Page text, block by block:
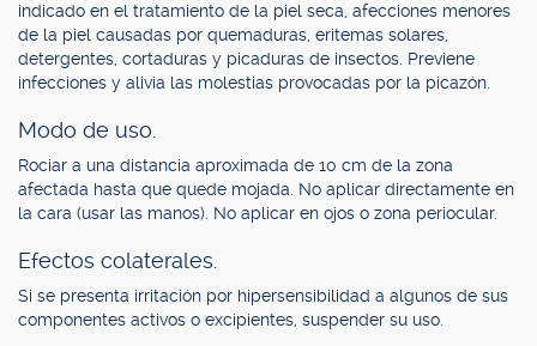
indicado en el tratamiento de la piel seca, afecciones menores
de la piel causadas por quemaduras, eritemas solares,
detergentes, cortaduras y picaduras de insectos. Previene
infecciones y alivia las molestias provocadas por la picazón.
Modo de uso.
Rociar a una distancia aproximada de 10 cm de la zona
afectada hasta que quede mojada. No aplicar directamente en
la cara (usar las manos). No aplicar en ojos o zona periocular.
Efectos colaterales.
Si se presenta irritación por hipersensibilidad a algunos de sus
componentes activos o excipientes, suspender su uso.